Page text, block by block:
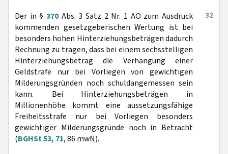
32
Der in § 370Abs. 3 Satz 2 Nr. 1 AO zum Ausdruck
kommenden gesetzgeberischen Wertung ist bei
besonders hohen Hinterziehungsbeträgen dadurch
Rechnung zu tragen, dass bei einem sechsstelligen
Hinterziehungsbetrag die Verhängung einer
Geldstrafe nur bei Vorliegen von gewichtigen
Milderungsgründen noch schuldangemessen sein
kann. Bei Hinterziehungsbeträgen in
Millionenhöhe kommt eine aussetzungsfähige
Freiheitsstrafe nur bei Vorliegen besonders
gewichtiger Milderungsgründe noch in Betracht
(BGHSt 53, 71, 86 mwN).